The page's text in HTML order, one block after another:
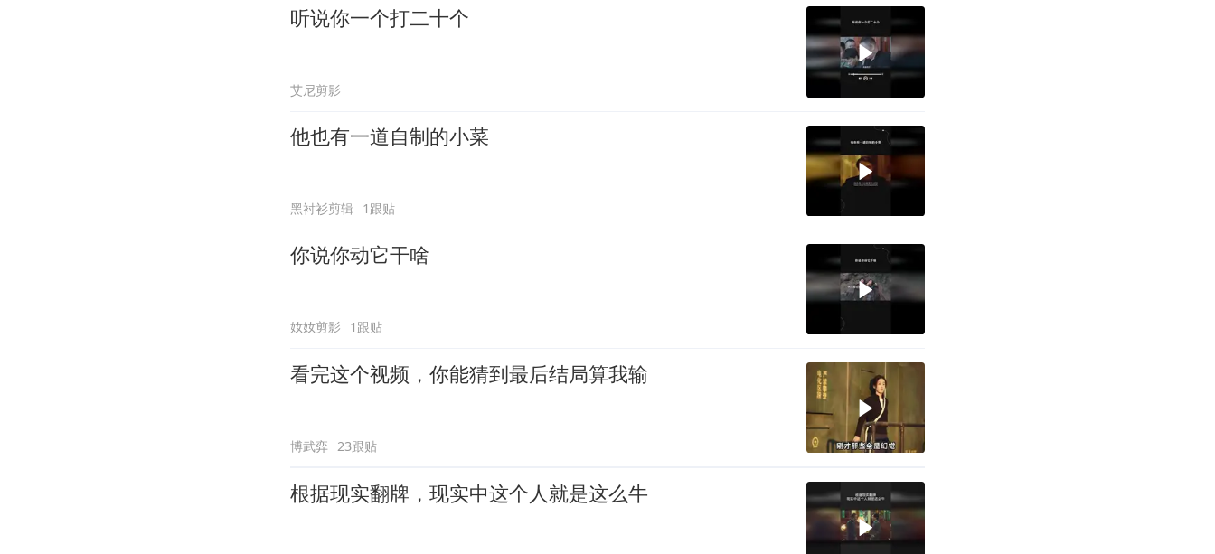
听说你一个打二十个
艾尼剪影
他也有一道自制的小菜
黑衬衫剪辑 1跟贴
你说你动它干啥
奻奻剪影 1跟贴
看完这个视频，你能猜到最后结局算我输
博武弈 23跟贴
根据现实翻牌，现实中这个人就是这么牛